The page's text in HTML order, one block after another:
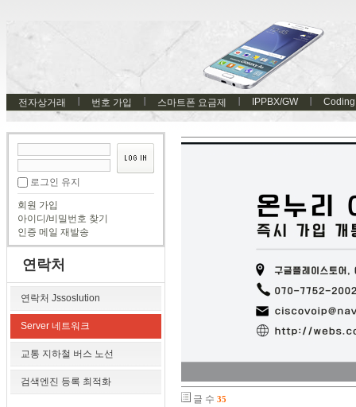
전자상거래 번호 가입 스마트폰 요금제 IPPBX/GW Coding
로그인 유지
회원 가입
아이디/비밀번호 찾기
인증 메일 재발송
연락처
연락처 Jssoslution
Server 네트워크
교통 지하철 버스 노선
검색엔진 등록 최적화
글 수 35